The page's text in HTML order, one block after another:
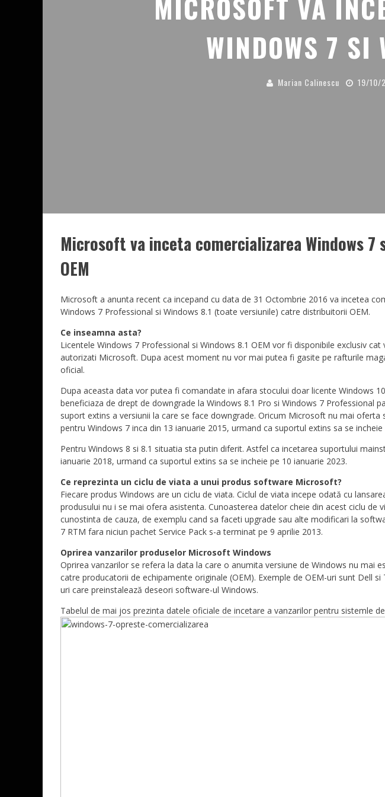
MICROSOFT VA
WINDOWS 7 SI
Marian Calinescu 19/10/
Microsoft va inceta comercializarea Windows 7
OEM
Microsoft a anunta recent ca incepand cu data de 31 Octombrie 2016 va incetea
Windows 7 Professional si Windows 8.1 (toate versiunile) catre distribuitorii OEM.
Ce inseamna asta?
Licentele Windows 7 Professional si Windows 8.1 OEM vor fi disponibile exclusiv
autorizati Microsoft. Dupa acest moment nu vor mai putea fi gasite pe rafturile
oficial.
Dupa aceasta data vor putea fi comandate in afara stocului doar licente Windows
beneficiaza de drept de downgrade la Windows 8.1 Pro si Windows 7 Professional
suport extins a versiunii la care se face downgrade. Oricum Microsoft nu mai oferta
pentru Windows 7 inca din 13 ianuarie 2015, urmand ca suportul extins sa se
Pentru Windows 8 si 8.1 situatia sta putin diferit. Astfel ca incetarea suportului
ianuarie 2018, urmand ca suportul extins sa se incheie pe 10 ianuarie 2023.
Ce reprezinta un ciclu de viata a unui produs software Microsoft?
Fiecare produs Windows are un ciclu de viata. Ciclul de viata incepe odată cu
produsului nu i se mai ofera asistenta. Cunoasterea datelor cheie din acest ciclu de
cunostinta de cauza, de exemplu cand sa faceti upgrade sau alte modificari la
7 RTM fara niciun pachet Service Pack s-a terminat pe 9 aprilie 2013.
Oprirea vanzarilor produselor Microsoft Windows
Oprirea vanzarilor se refera la data la care o anumita versiune de Windows nu mai
catre producatorii de echipamente originale (OEM). Exemple de OEM-uri sunt Dell
uri care preinstalează deseori software-ul Windows.
Tabelul de mai jos prezinta datele oficiale de incetare a vanzarilor pentru sistemle